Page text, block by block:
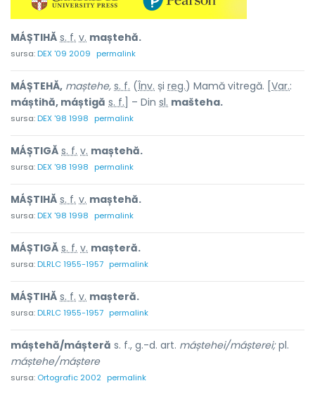
MÁȘTIHĂ s. f. v. maștehă.
sursa:DEX '09 2009 permalink
MÁȘTEHĂ, maștehe, s. f. (Înv. și reg.) Mamă vitregă. [ Var.:
máștihă, máștigă s. f. ] – Din sl. mašteha.
sursa:DEX '98 1998 permalink
MÁȘTIGĂ s. f. v. maștehă.
sursa:DEX '98 1998 permalink
MÁȘTIHĂ s. f. v. maștehă.
sursa:DEX '98 1998 permalink
MÁȘTIGĂ s. f. v. mașteră.
sursa:DLRLC 1955-1957 permalink
MÁȘTIHĂ s. f. v. mașteră.
sursa:DLRLC 1955-1957 permalink
máștehă/máșteră s. f., g.-d. art. máștehei/máșterei;pl.
máștehe/máștere
sursa: Ortografic 2002 permalink